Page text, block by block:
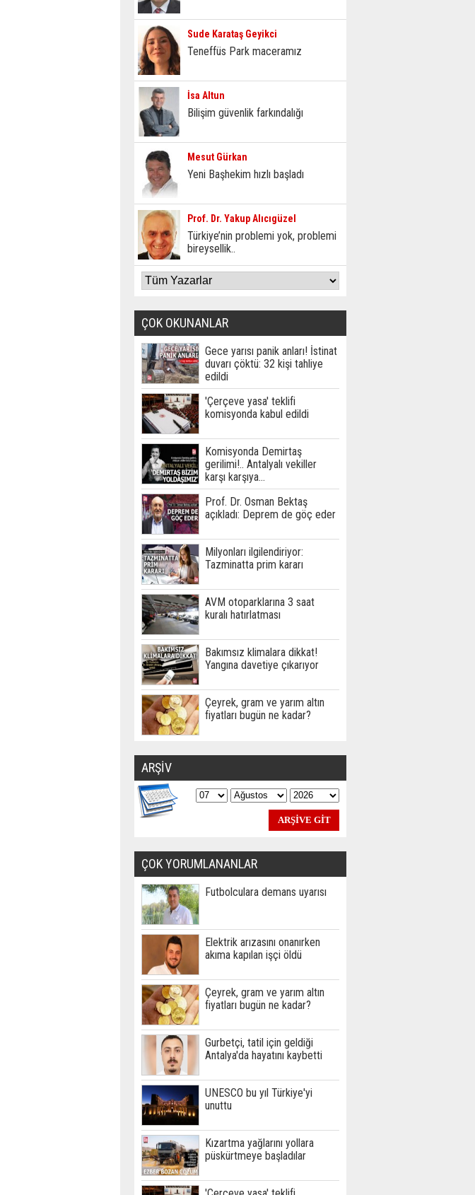
Sude Karataş Geyikci
Teneffüs Park maceramız
İsa Altun
Bilişim güvenlik farkındalığı
Mesut Gürkan
Yeni Başhekim hızlı başladı
Prof. Dr. Yakup Alıcıgüzel
Türkiye’nin problemi yok, problemi
bireysellik..
ÇOK OKUNANLAR
Gece yarısı panik anları! İstinat
duvarı çöktü: 32 kişi tahliye
edildi
'Çerçeve yasa' teklifi
komisyonda kabul edildi
Komisyonda Demirtaş
gerilimi!.. Antalyalı vekiller
karşı karşıya…
Prof. Dr. Osman Bektaş
açıkladı: Deprem de göç eder
Milyonları ilgilendiriyor:
Tazminatta prim kararı
AVM otoparklarına 3 saat
kuralı hatırlatması
Bakımsız klimalara dikkat!
Yangına davetiye çıkarıyor
Çeyrek, gram ve yarım altın
fiyatları bugün ne kadar?
ARŞİV
ÇOK YORUMLANANLAR
Futbolculara demans uyarısı
Elektrik arızasını onanırken
akıma kapılan işçi öldü
Çeyrek, gram ve yarım altın
fiyatları bugün ne kadar?
Gurbetçi, tatil için geldiği
Antalya'da hayatını kaybetti
UNESCO bu yıl Türkiye'yi
unuttu
Kızartma yağlarını yollara
püskürtmeye başladılar